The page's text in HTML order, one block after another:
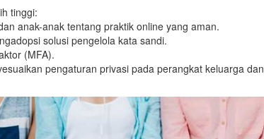
tinggi:
anak-anak tentang praktik online yang aman.
solusi pengelola kata sandi.
(MFA).
pengaturan privasi pada perangkat keluarga dan